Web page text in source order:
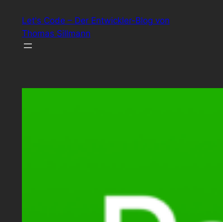
Inhalt
springen
Let's Code – Der Entwickler-Blog von
Thomas Sillmann